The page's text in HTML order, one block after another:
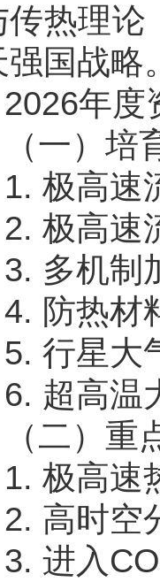
传热理论
强国战略
2026年度
（一）培
1. 极高速
2. 极高速
3. 多机制
4. 防热材
5. 行星大
6. 超高温
（二）
1. 极高速
2. 高时空
3. 进入